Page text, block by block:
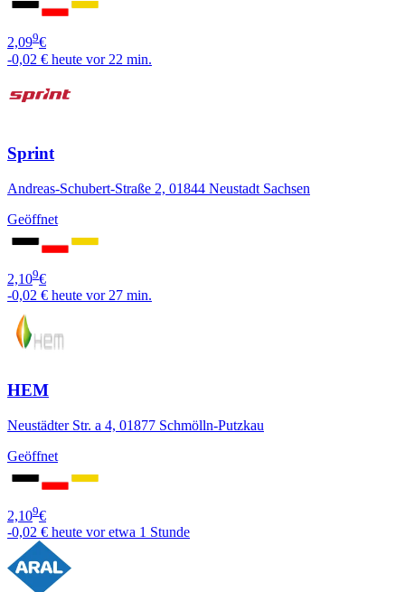
2,099€
-0,02 € heute vor 22 min.
Sprint
Andreas-Schubert-Straße 2, 01844 Neustadt Sachsen
Geöffnet
2,109€
-0,02 € heute vor 27 min.
HEM
Neustädter Str. a 4, 01877 Schmölln-Putzkau
Geöffnet
2,109€
-0,02 € heute vor etwa 1 Stunde